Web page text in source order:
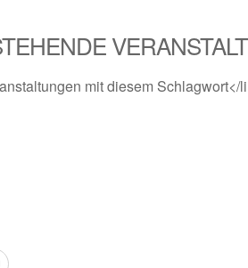
mit diesem Schlagwort</
YouTube